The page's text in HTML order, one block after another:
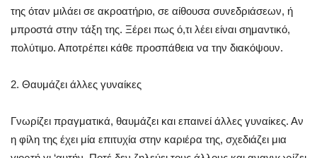
της όταν μιλάει σε ακροατήριο, σε αίθουσα συνεδριάσεων, ή
μπροστά στην τάξη της. Ξέρει πως ό,τι λέει είναι σημαντικό,
πολύτιμο. Αποτρέπει κάθε προσπάθεια να την διακόψουν.
2. Θαυμάζει άλλες γυναίκες
Γνωρίζει πραγματικά, θαυμάζει και επαινεί άλλες γυναίκες. Αν
η φίλη της έχει μία επιτυχία στην καριέρα της, σχεδιάζει μια